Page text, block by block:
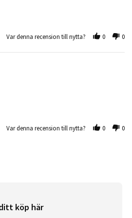
Var denna recension till nytta? 0 0
Var denna recension till nytta? 0 0
köp här